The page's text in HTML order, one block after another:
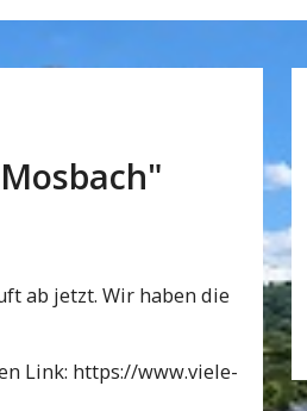
ab jetzt. Wir haben die
Link: https://www.viele-